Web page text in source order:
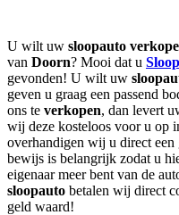
U wilt uw sloopauto
van Doorn? Mooi dat u
gevonden! U wilt uw
geven u graag een passend
ons te verkopen, dan levert
wij deze kosteloos voor u op
overhandigen wij u direct
bewijs is belangrijk zodat u
eigenaar meer bent van de
sloopauto betalen wij direct
geld waard!